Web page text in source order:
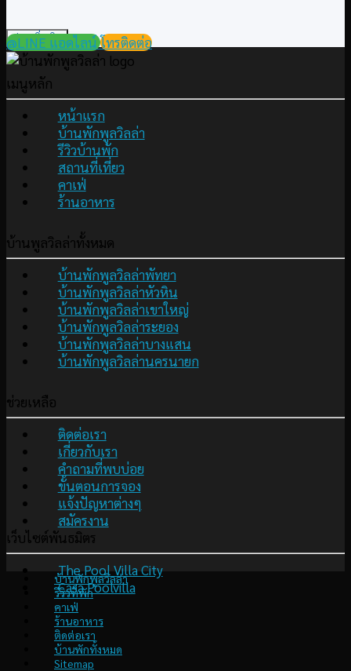
อ่านเพิ่มเติม
@LINE แอดไลน์โทรติดต่อ
เมนูหลัก
หน้าแรก
บ้านพักพูลวิลล่า
รีวิวบ้านพัก
สถานที่เที่ยว
คาเฟ่
ร้านอาหาร
บ้านพูลวิลล่าทั้งหมด
บ้านพักพูลวิลล่าพัทยา
บ้านพักพูลวิลล่าหัวหิน
บ้านพักพูลวิลล่าเขาใหญ่
บ้านพักพูลวิลล่าระยอง
บ้านพักพูลวิลล่าบางแสน
บ้านพักพูลวิลล่านครนายก
ช่วยเหลือ
ติดต่อเรา
เกี่ยวกับเรา
คำถามที่พบบ่อย
ขั้นตอนการจอง
แจ้งปัญหาต่างๆ
สมัครงาน
เว็บไซต์พันธมิตร
The Pool Villa City
Casa Poolvilla
บ้านพักพูลวิลล่า
รีวิวที่พัก
คาเฟ่
ร้านอาหาร
ติดต่อเรา
บ้านพักทั้งหมด
Sitemap